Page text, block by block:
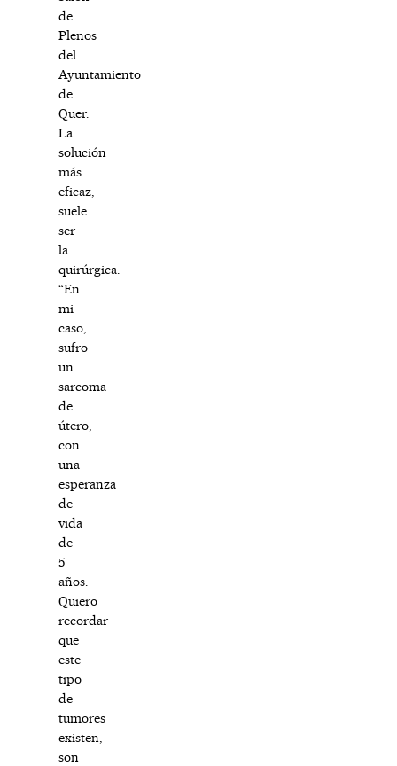
de
Plenos
del
Ayuntamiento
de
Quer.
La
solución
más
eficaz,
suele
ser
la
quirúrgica.
“En
mi
caso,
sufro
un
sarcoma
de
útero,
con
una
esperanza
de
vida
de
5
años.
Quiero
recordar
que
este
tipo
de
tumores
existen,
son